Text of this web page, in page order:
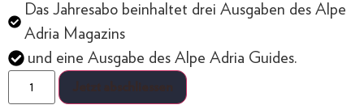
Das Jahresabo beinhaltet drei Ausgaben des Alpe
Adria Magazins
und eine Ausgabe des Alpe Adria Guides.